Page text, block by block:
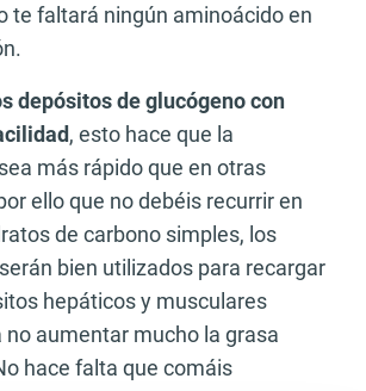
te faltará ningún aminoácido en
depósitos de glucógeno con
, esto hace que la
más rápido que en otras
ello que no debéis recurrir en
de carbono simples, los
bien utilizados para recargar
hepáticos y musculares
no aumentar mucho la grasa
hace falta que comáis